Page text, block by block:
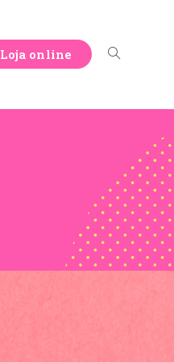
Loja online